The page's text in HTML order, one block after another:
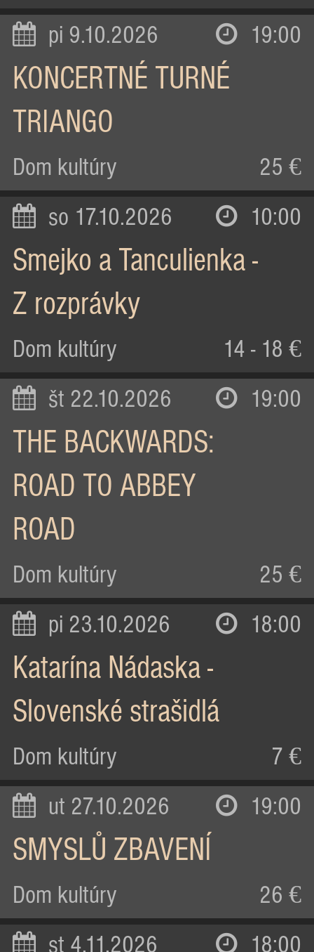
pi 9.10.2026 19:00
KONCERTNÉ TURNÉ
TRIANGO
Dom kultúry 25 €
so 17.10.2026 10:00
Smejko a Tanculienka -
Z rozprávky
Dom kultúry 14 - 18 €
št 22.10.2026 19:00
THE BACKWARDS:
ROAD TO ABBEY
ROAD
Dom kultúry 25 €
pi 23.10.2026 18:00
Katarína Nádaska -
Slovenské strašidlá
Dom kultúry 7 €
ut 27.10.2026 19:00
SMYSLŮ ZBAVENÍ
Dom kultúry 26 €
st 4.11.2026 18:00